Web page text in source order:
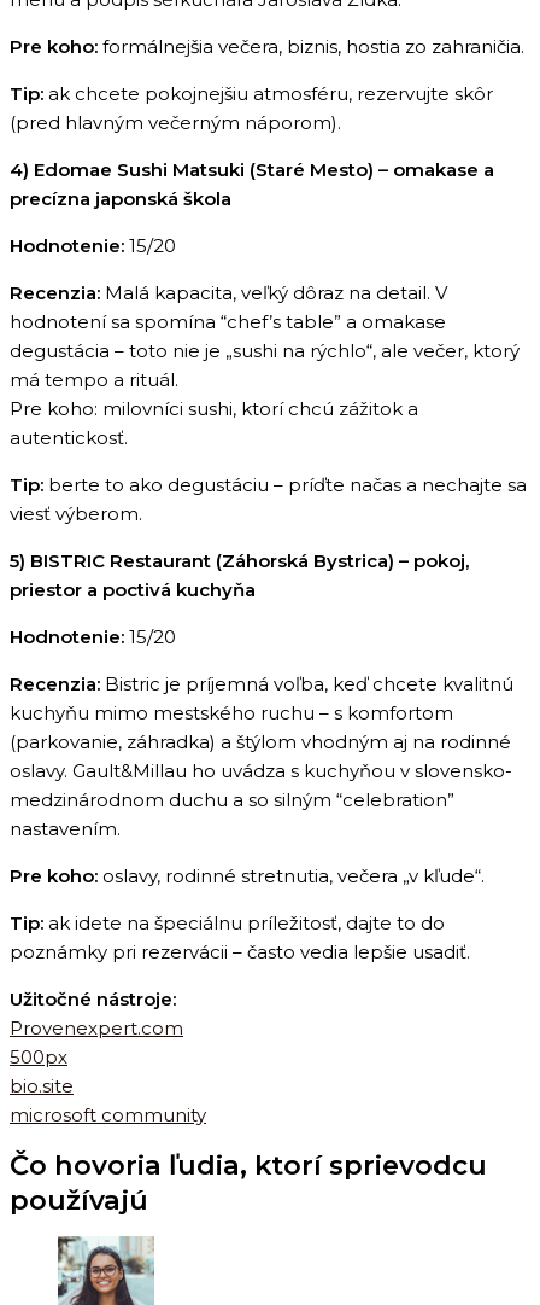
Pre koho: formálnejšia večera, biznis, hostia zo zahraničia.
Tip: ak chcete pokojnejšiu atmosféru, rezervujte skôr
(pred hlavným večerným náporom).
4) Edomae Sushi Matsuki (Staré Mesto) – omakase a
precízna japonská škola
Hodnotenie: 15/20
Recenzia: Malá kapacita, veľký dôraz na detail. V
hodnotení sa spomína “chef’s table” a omakase
degustácia – toto nie je „sushi na rýchlo“, ale večer, ktorý
má tempo a rituál.
Pre koho: milovníci sushi, ktorí chcú zážitok a
autentickosť.
Tip: berte to ako degustáciu – príďte načas a nechajte sa
viesť výberom.
5) BISTRIC Restaurant (Záhorská Bystrica) – pokoj,
priestor a poctivá kuchyňa
Hodnotenie: 15/20
Recenzia: Bistric je príjemná voľba, keď chcete kvalitnú
kuchyňu mimo mestského ruchu – s komfortom
(parkovanie, záhradka) a štýlom vhodným aj na rodinné
oslavy. Gault&Millau ho uvádza s kuchyňou v slovensko-
medzinárodnom duchu a so silným “celebration”
nastavením.
Pre koho: oslavy, rodinné stretnutia, večera „v kľude“.
Tip: ak idete na špeciálnu príležitosť, dajte to do
poznámky pri rezervácii – často vedia lepšie usadiť.
Užitočné nástroje:
Provenexpert.com
500px
bio.site
microsoft community
Čo hovoria ľudia, ktorí sprievodcu
používajú